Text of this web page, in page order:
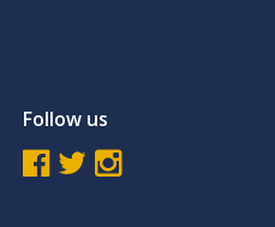
Follow us